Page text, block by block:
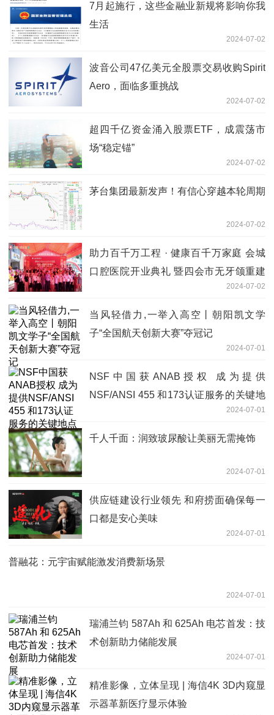
7月起施行，这些金融业新规将影响你我
生活
2024-07-02
波音公司47亿美元全股票交易收购Spirit
Aero，面临多重挑战
2024-07-02
超四千亿资金涌入股票ETF，成震荡市
场“稳定锚”
2024-07-02
茅台集团最新发声！有信心穿越本轮周期
2024-07-02
助力百千万工程 · 健康百千万家庭 会城
口腔医院开业典礼 暨四会市无牙颌重建
2024-07-02
当风轻借力,一举入高空丨朝阳凯文学
子“全国航天创新大赛”夺冠记
2024-07-01
NSF中国获ANAB授权 成为提供
NSF/ANSI 455 和173认证服务的关键地
2024-07-01
千人千面：润致玻尿酸让美丽无需掩饰
2024-07-01
供应链建设行业领先 和府捞面确保每一
口都是安心美味
2024-07-01
普融花：元宇宙赋能激发消费新场景
2024-07-01
瑞浦兰钧 587Ah 和 625Ah 电芯首发：技
术创新助力储能发展
2024-07-01
精准影像，立体呈现 | 海信4K 3D内窥显
示器革新医疗显示体验